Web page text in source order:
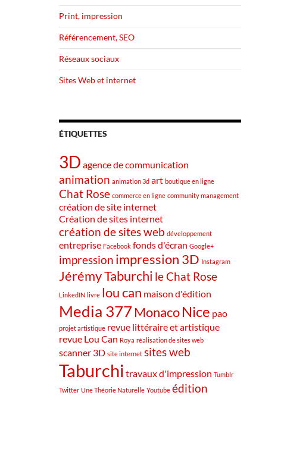
Print, impression
Référencement, SEO
Réseaux sociaux
Sites Web et internet
ÉTIQUETTES
3D agence de communication
animation animation 3d art boutique en ligne
Chat Rose commerce en ligne community management
création de site internet
Création de sites internet
création de sites web développement
entreprise Facebook fonds d'écran Google+
impression impression 3D Instagram
Jérémy Taburchi le Chat Rose
LinkedIN livre lou can maison d'édition
Media 377MonacoNice pao
projet artistique revue littéraire et artistique
revue Lou Can Roya réalisation de sites web
scanner 3D site internet sites web
Taburchi travaux d'impression Tumblr
Twitter Une Théorie Naturelle Youtube édition